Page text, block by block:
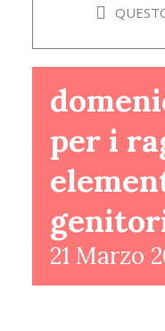
per i
21 Marzo